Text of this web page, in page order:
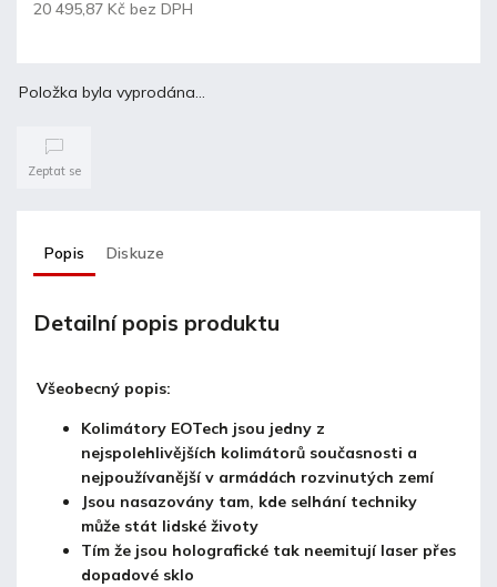
20 495,87 Kč bez DPH
Položka byla vyprodána…
Zeptat se
Popis Diskuze
Detailní popis produktu
Všeobecný popis:
Kolimátory EOTech jsou jedny z
nejspolehlivějších kolimátorů současnosti a
nejpoužívanější v armádách rozvinutých zemí
Jsou nasazovány tam, kde selhání techniky
může stát lidské životy
Tím že jsou holografické tak neemitují laser přes
dopadové sklo